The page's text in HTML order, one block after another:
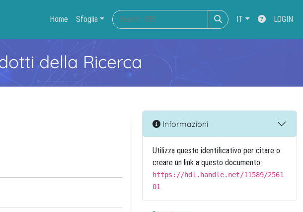
Home Sfoglia IT LOGIN
della Ricerca
Informazioni
Utilizza questo identificativo per citare o
creare un link a questo documento:
https://hdl.handle.net/11589/2561
01